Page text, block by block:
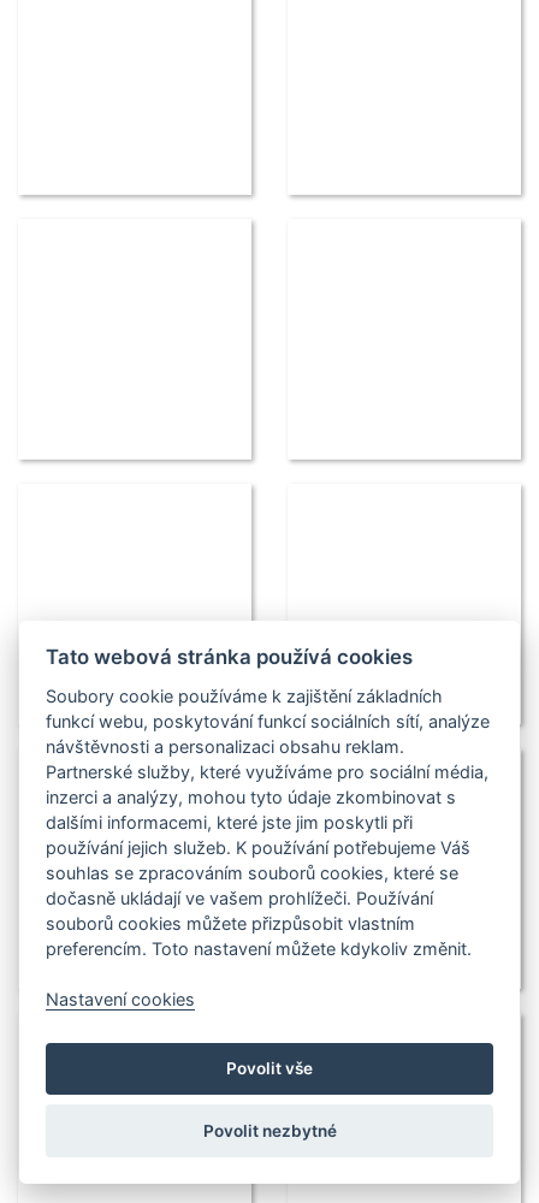
Tato webová stránka používá cookies
Soubory cookie používáme k zajištění základních
funkcí webu, poskytování funkcí sociálních sítí, analýze
návštěvnosti a personalizaci obsahu reklam.
Partnerské služby, které využíváme pro sociální média,
inzerci a analýzy, mohou tyto údaje zkombinovat s
dalšími informacemi, které jste jim poskytli při
používání jejich služeb. K používání potřebujeme Váš
souhlas se zpracováním souborů cookies, které se
dočasně ukládají ve vašem prohlížeči. Používání
souborů cookies můžete přizpůsobit vlastním
preferencím. Toto nastavení můžete kdykoliv změnit.
Nastavení cookies
Povolit vše
Povolit nezbytné